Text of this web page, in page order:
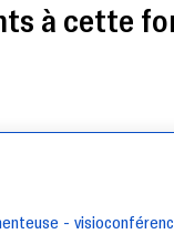
à cette
-